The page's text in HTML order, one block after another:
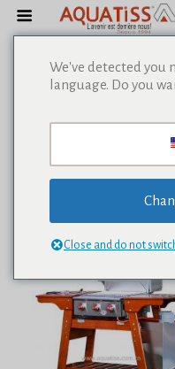
We've detected you
language. Do you
Close and do not